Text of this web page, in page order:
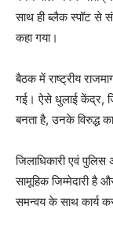
साथ ही ब्लैक स्पॉट से
कहा गया।
बैठक में राष्ट्रीय
गई। ऐसे धुलाई केंद्र,
बनता है, उनके विरुद्ध
जिलाधिकारी एवं
सामूहिक जिम्मेदारी है
समन्वय के साथ कार्य